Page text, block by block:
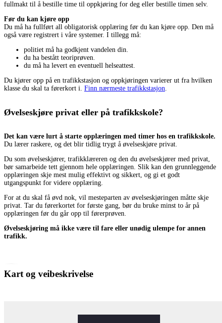
fullmakt til å bestille time til oppkjøring for deg eller bestille timen selv.
Før du kan kjøre opp
Du må ha fullført all obligatorisk opplæring før du kan kjøre opp. Den må
også være registrert i våre systemer. I tillegg må:
politiet må ha godkjent vandelen din.
du ha bestått teoriprøven.
du må ha levert en eventuell helseattest.
Du kjører opp på en trafikkstasjon og oppkjøringen varierer ut fra hvilken
klasse du skal ta førerkort i. Finn nærmeste trafikkstasjon
Øvelseskjøre privat eller på trafikkskole?
Det kan være lurt å starte opplæringen med timer hos en trafikkskole.
Du lærer raskere, og det blir tidlig trygt å øvelseskjøre privat.
Du som øvelseskjører, trafikklæreren og den du øvelseskjører med privat,
bør samarbeide tett gjennom hele opplæringen. Slik kan den grunnleggende
opplæringen skje mest mulig effektivt og sikkert, og gi et godt
utgangspunkt for videre opplæring.
For at du skal få øvd nok, vil mesteparten av øvelseskjøringen måtte skje
privat. Tar du førerkortet for første gang, bør du bruke minst to år på
opplæringen før du går opp til førerprøven.
Øvelseskjøring må ikke være til fare eller unødig ulempe for annen
trafikk.
Kart og veibeskrivelse